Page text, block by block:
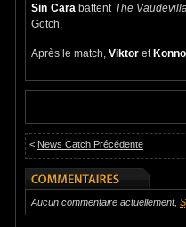
Sin Cara battent The
Gotch.
Après le match, Viktor et
< News Catch Précédente
Aucun commentaire actuellement,